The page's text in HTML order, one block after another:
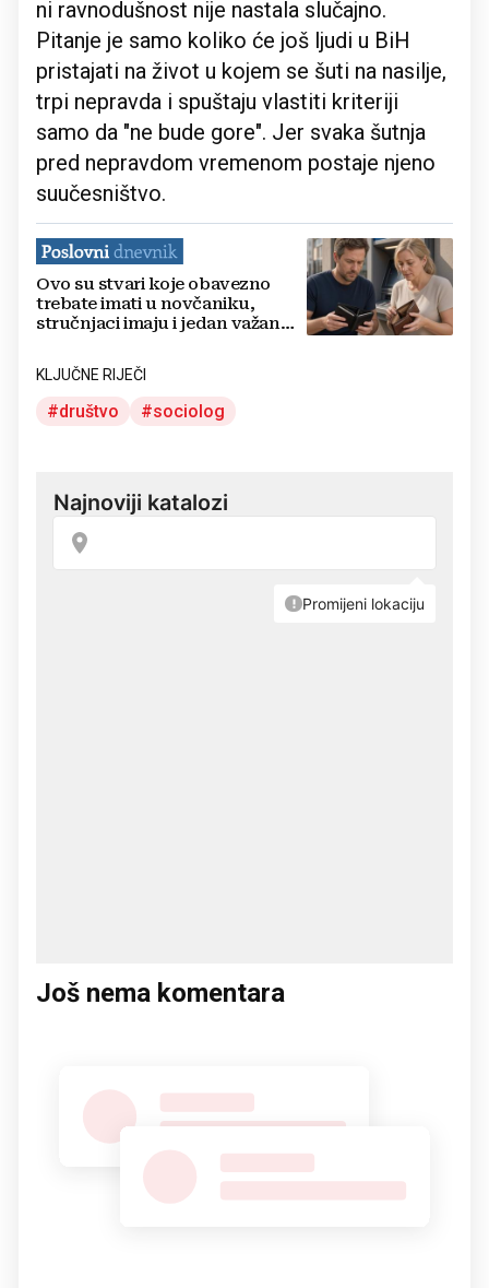
ni ravnodušnost nije nastala slučajno.
Pitanje je samo koliko će još ljudi u BiH
pristajati na život u kojem se šuti na nasilje,
trpi nepravda i spuštaju vlastiti kriteriji
samo da "ne bude gore". Jer svaka šutnja
pred nepravdom vremenom postaje njeno
suučesništvo.
Ovo su stvari koje obavezno
trebate imati u novčaniku,
stručnjaci imaju i jedan važan
KLJUČNE RIJEČI
društvo sociolog
Još nema komentara